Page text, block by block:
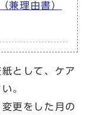
兼理由書）
として、ケア
。
更をした月の